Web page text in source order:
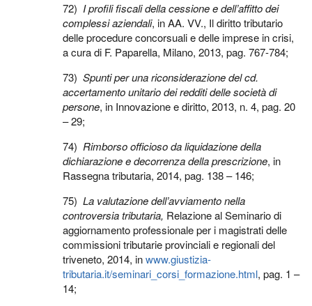
72) I profili fiscali della cessione e dell’affitto dei
complessi aziendali, in AA. VV., Il diritto tributario
delle procedure concorsuali e delle imprese in crisi,
a cura di F. Paparella, Milano, 2013, pag. 767-784;
73) Spunti per una riconsiderazione del cd.
accertamento unitario dei redditi delle società di
persone, in Innovazione e diritto, 2013, n. 4, pag. 20
– 29;
74) Rimborso officioso da liquidazione della
dichiarazione e decorrenza della prescrizione, in
Rassegna tributaria, 2014, pag. 138 – 146;
75) La valutazione dell’avviamento nella
controversia tributaria, Relazione al Seminario di
aggiornamento professionale per i magistrati delle
commissioni tributarie provinciali e regionali del
triveneto, 2014, inwww.giustizia-
tributaria.it/seminari_corsi_formazione.html, pag. 1 –
14;